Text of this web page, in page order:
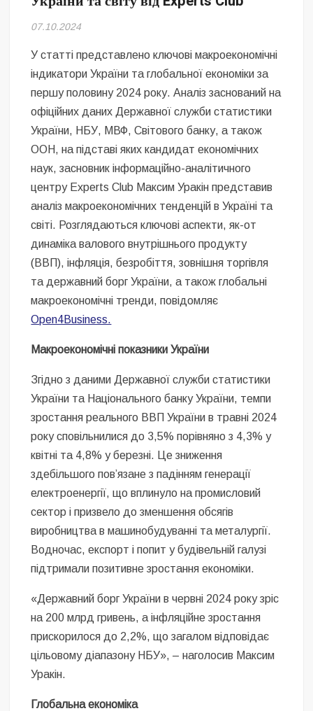
Безугла закликає валити Сирського
сучасну моду
Командувач ВМС Неїжпапа закликав не дестабілізувати ситуацію
навколо керівництва армії
07.10.2024
У статті представлено ключові макроекономічні
індикатори України та глобальної економіки за
першу половину 2024 року. Аналіз заснований на
офіційних даних Державної служби статистики
України, НБУ, МВФ, Світового банку, а також
ООН, на підставі яких кандидат економічних
наук, засновник інформаційно-аналітичного
центру Experts Club Максим Уракін представив
аналіз макроекономічних тенденцій в Україні та
світі. Розглядаються ключові аспекти, як-от
динаміка валового внутрішнього продукту
(ВВП), інфляція, безробіття, зовнішня торгівля
та державний борг України, а також глобальні
макроекономічні тренди, повідомляє
Open4Business.
Макроекономічні показники України
Згідно з даними Державної служби статистики
України та Національного банку України, темпи
зростання реального ВВП України в травні 2024
року сповільнилися до 3,5% порівняно з 4,3% у
квітні та 4,8% у березні. Це зниження
здебільшого пов’язане з падінням генерації
електроенергії, що вплинуло на промисловий
сектор і призвело до зменшення обсягів
виробництва в машинобудуванні та металургії.
Водночас, експорт і попит у будівельній галузі
підтримали позитивне зростання економіки.
«Державний борг України в червні 2024 року зріс
на 200 млрд гривень, а інфляційне зростання
прискорилося до 2,2%, що загалом відповідає
цільовому діапазону НБУ», – наголосив Максим
Уракін.
Глобальна економіка